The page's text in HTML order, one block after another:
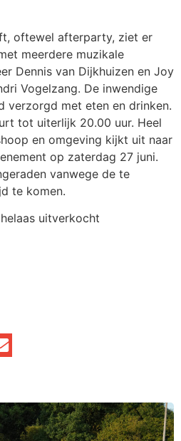
oftewel afterparty, ziet er
meerdere muzikale
Dennis van Dijkhuizen en Joy
Vogelzang. De inwendige
verzorgd met eten en drinken.
tot uiterlijk 20.00 uur. Heel
en omgeving kijkt uit naar
op zaterdag 27 juni.
vanwege de te
te komen.
uitverkocht